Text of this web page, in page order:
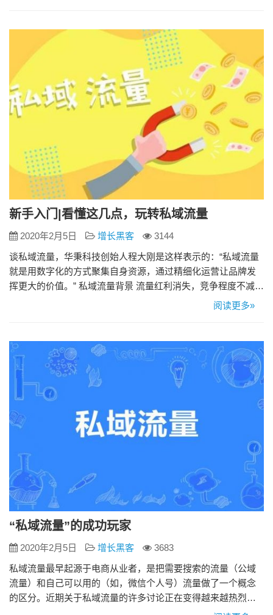
合优化。正是基于这一点，我们才有一个所谓的商业模式的
新手入门|看懂这几点，玩转私域流量
2020年2月5日 增长黑客
3144
谈私域流量，华秉科技创始人程大刚是这样表示的：“私域流量
就是用数字化的方式聚集自身资源，通过精细化运营让品牌发
挥更大的价值。” 私域流量背景 流量红利消失，竞争程度不减，
自然获取用户的能力规模越来越小。 流量红利消失，流量总量
1. 不需付费 因为用户已经到我的社群和个人号了，所以我们
不…
阅读更多»
“私域流量”的成功玩家
2020年2月5日 增长黑客
3683
私域流量最早起源于电商从业者，是把需要搜索的流量（公域
流量）和自己可以用的（如，微信个人号）流量做了一个概念
的区分。近期关于私域流量的许多讨论正在变得越来越热烈，
今天小来说说关于私域流量的成功案例。 完美日记：公私合